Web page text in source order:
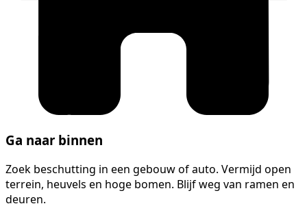
Ga naar binnen
Zoek beschutting in een gebouw of auto. Vermijd open
terrein, heuvels en hoge bomen. Blijf weg van ramen en
deuren.